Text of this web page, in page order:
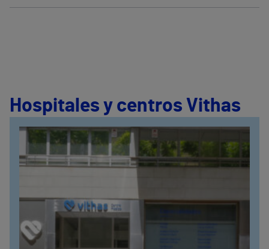
Hospitales y centros Vithas